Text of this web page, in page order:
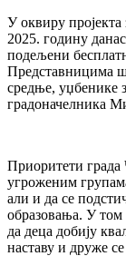
У оквиру пројекта
2025. годину
подељени
Представницима
средње, уџбенике
градоначелника
Приоритети града
угроженим
али и да се
образовања. У
да деца добију
наставу и друже